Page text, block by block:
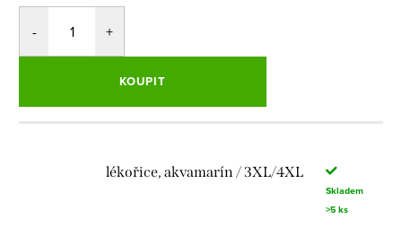
KOUPIT
lékořice, akvamarín / 3XL/4XL
Skladem
>5 ks